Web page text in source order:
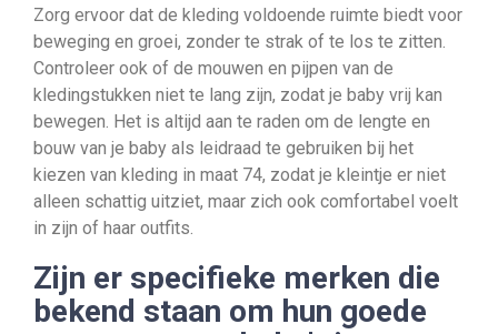
Zorg ervoor dat de kleding voldoende ruimte biedt voor
beweging en groei, zonder te strak of te los te zitten.
Controleer ook of de mouwen en pijpen van de
kledingstukken niet te lang zijn, zodat je baby vrij kan
bewegen. Het is altijd aan te raden om de lengte en
bouw van je baby als leidraad te gebruiken bij het
kiezen van kleding in maat 74, zodat je kleintje er niet
alleen schattig uitziet, maar zich ook comfortabel voelt
in zijn of haar outfits.
Zijn er specifieke merken die
bekend staan om hun goede